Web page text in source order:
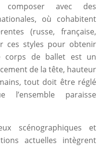
avec des
où cohabitent
(russe, française,
ces styles pour obtenir
corps de ballet est un
de la tête, hauteur
tout doit être réglé
paraisse
scénographiques et
actuelles intègrent